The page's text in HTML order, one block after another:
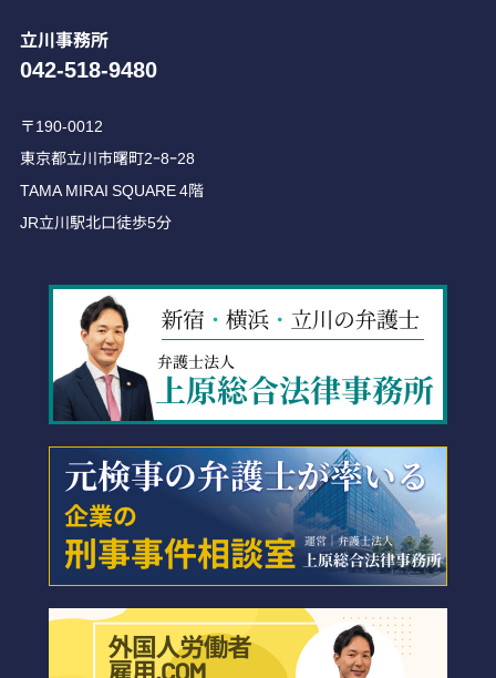
立川事務所
042-518-9480
〒190-0012
東京都立川市曙町2ｰ8ｰ28
TAMA MIRAI SQUARE 4階
JR立川駅北口徒歩5分